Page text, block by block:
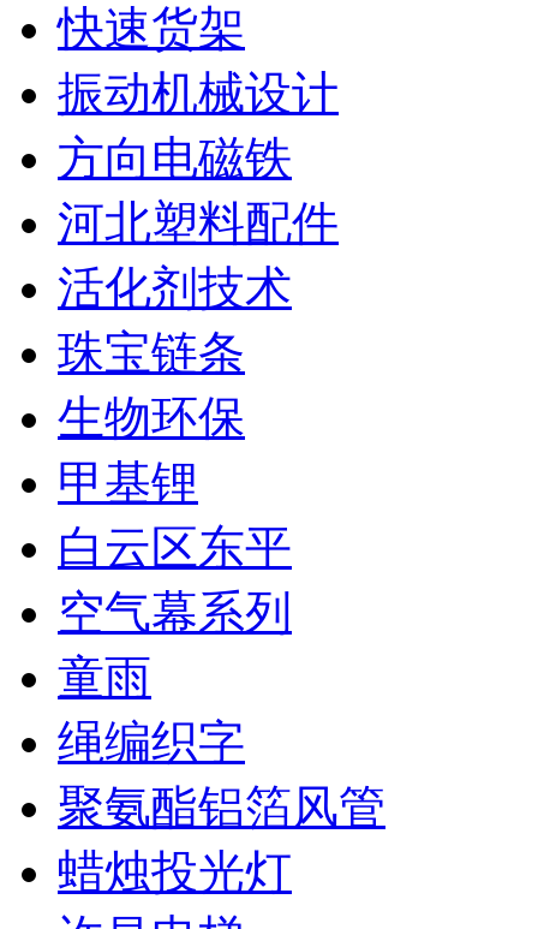
快速货架
振动机械设计
方向电磁铁
河北塑料配件
活化剂技术
珠宝链条
生物环保
甲基锂
白云区东平
空气幕系列
童雨
绳编织字
聚氨酯铝箔风管
蜡烛投光灯